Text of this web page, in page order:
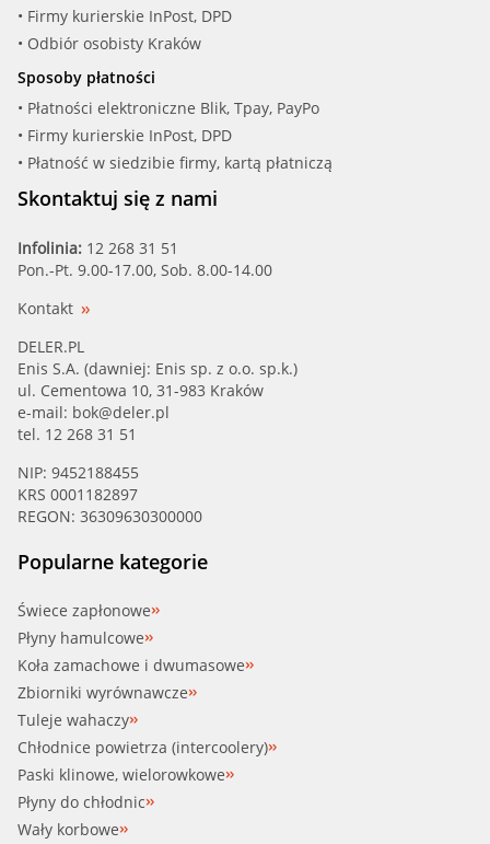
• Firmy kurierskie InPost, DPD
• Odbiór osobisty Kraków
Sposoby płatności
• Płatności elektroniczne Blik, Tpay, PayPo
• Firmy kurierskie InPost, DPD
• Płatność w siedzibie firmy, kartą płatniczą
Skontaktuj się z nami
Infolinia: 12 268 31 51
Pon.-Pt. 9.00-17.00, Sob. 8.00-14.00
Kontakt
DELER.PL
Enis S.A. (dawniej: Enis sp. z o.o. sp.k.)
ul. Cementowa 10, 31-983 Kraków
e-mail: bok@deler.pl
tel. 12 268 31 51
NIP: 9452188455
KRS 0001182897
REGON: 36309630300000
Popularne kategorie
Świece zapłonowe
Płyny hamulcowe
Koła zamachowe i dwumasowe
Zbiorniki wyrównawcze
Tuleje wahaczy
Chłodnice powietrza (intercoolery)
Paski klinowe, wielorowkowe
Płyny do chłodnic
Wały korbowe